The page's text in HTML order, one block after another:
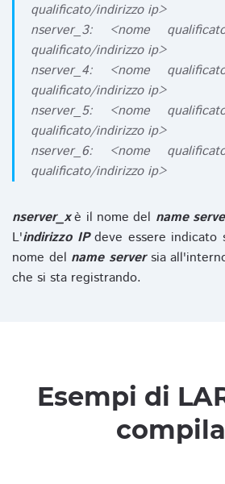
qualificato/indirizzo ip>
nserver_3: <nome
qualificato/indirizzo ip>
nserver_4: <nome
qualificato/indirizzo ip>
nserver_5: <nome
qualificato/indirizzo ip>
nserver_6: <nome
qualificato/indirizzo ip>
nserver_xè il nome del name
L'indirizzo IPdeve essere indicato
nome del name serversia
che si sta registrando.
Esempi di